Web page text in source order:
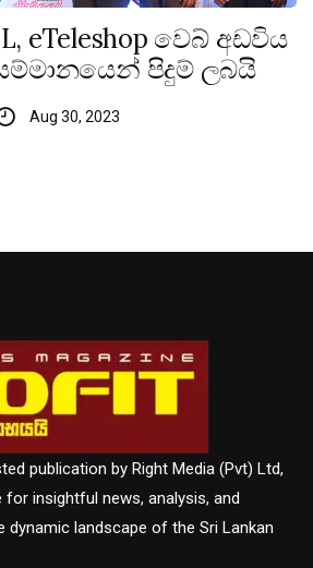
eTeleshop වෙබ් අඩවිය
සම්මානයෙන් පිදුම් ලබයි
Aug 30, 2023
publication by Right Media (Pvt) Ltd,
insightful news, analysis, and
dynamic landscape of the Sri Lankan